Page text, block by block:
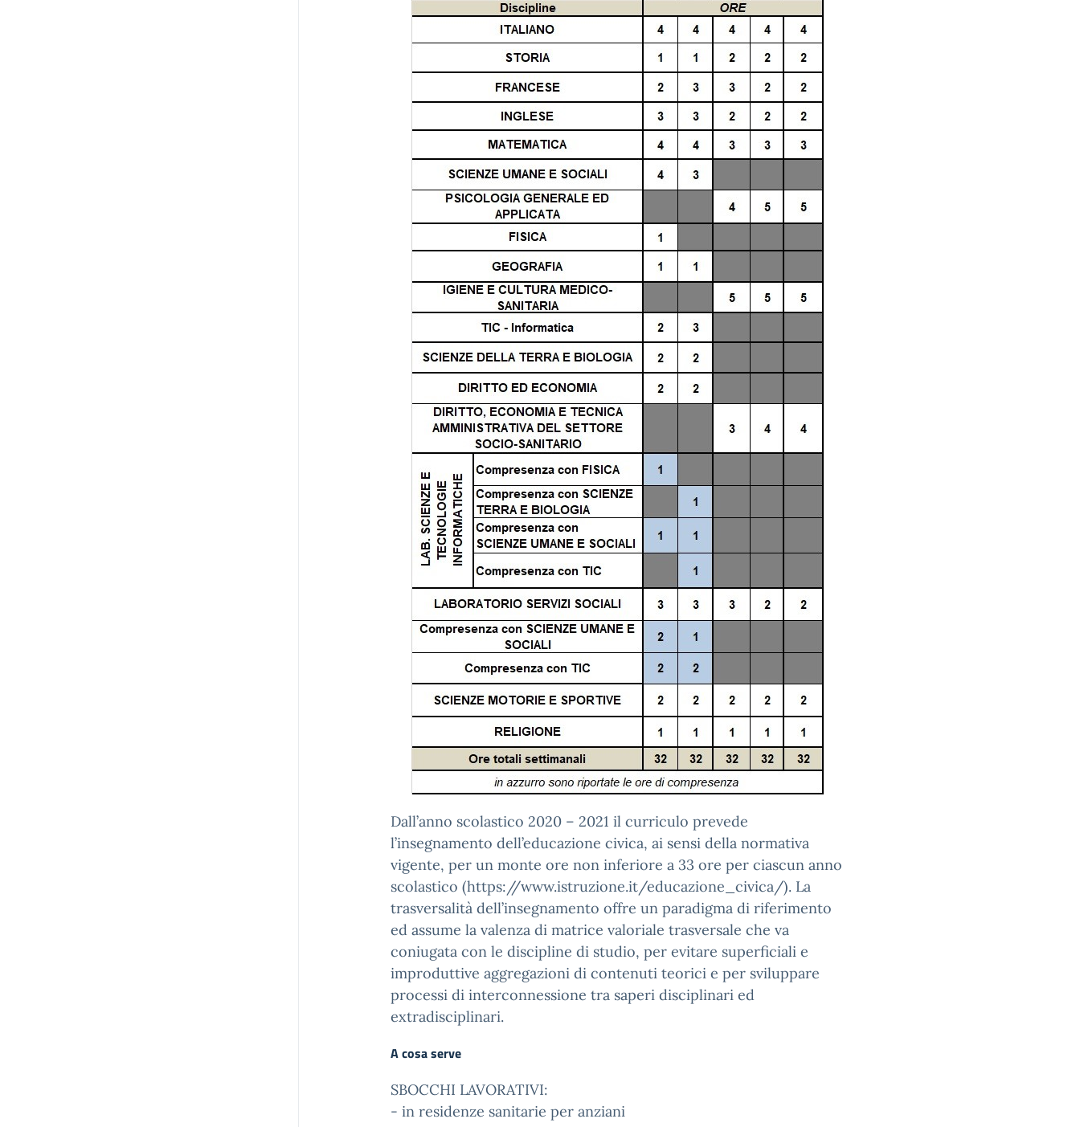
Dall’anno scolastico 2020 – 2021 il curriculo prevede
l’insegnamento dell’educazione civica, ai sensi della normativa
vigente, per un monte ore non inferiore a 33 ore per ciascun anno
scolastico (https://www.istruzione.it/educazione_civica/). La
trasversalità dell’insegnamento offre un paradigma di riferimento
ed assume la valenza di matrice valoriale trasversale che va
coniugata con le discipline di studio, per evitare superficiali e
improduttive aggregazioni di contenuti teorici e per sviluppare
processi di interconnessione tra saperi disciplinari ed
extradisciplinari.
A cosa serve
SBOCCHI LAVORATIVI:
- in residenze sanitarie per anziani